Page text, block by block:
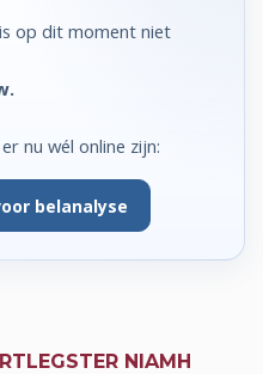
op dit moment niet
nu wél online zijn:
belanalyse
NIAMH